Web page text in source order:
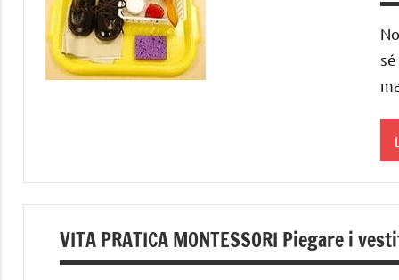
6
VITA PRATICA MONTESSORI Piegare i